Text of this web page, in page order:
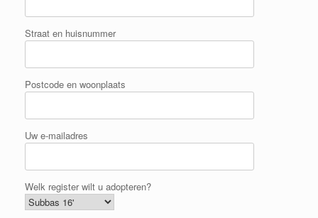
Straat en huisnummer
Postcode en woonplaats
Uw e-mailadres
Welk register wilt u adopteren?